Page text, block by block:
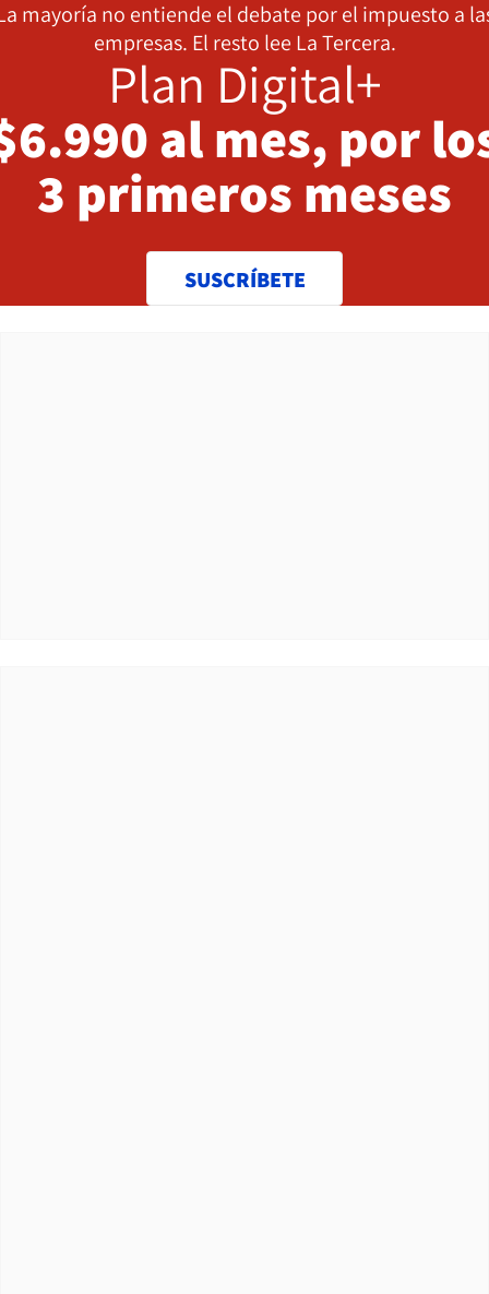
mayoría no entiende el debate por el impuesto a
empresas. El resto lee La Tercera.
Plan Digital+
al mes, por
3 primeros meses
SUSCRÍBETE